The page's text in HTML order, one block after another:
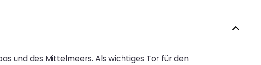
und des Mittelmeers. Als wichtiges Tor für den